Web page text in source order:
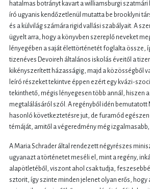
hatalmas botrányt kavart a williamsburgi
író ugyanis kendőzetlenül mutatta be brooklyni
és a külvilág számára rigid vallási szabályait. A
ügyelt arra, hogy a könyvben szereplő neveket
lényegében a saját élettörténetét foglalta össze,
tizenéves Devoireh általános iskolás éveitől a
kikényszerített házasságig, majd a közösségből
leíró részeket tekintve éppen ezért egy kvázi-
tekinthető, mégis lényegesen több annál, hiszen
megtalálásáról szól. A regényből idén
hasonló következtetésre jut, de furamód
témáját, amitől a végeredmény még
A Maria Schrader által rendezett négyrészes
ugyanazt a történetet meséli el, mint a regény,
alapötletéből, viszont ahol csak tudja,
sztorit, így szinte minden jelenet olyan erős, hogy